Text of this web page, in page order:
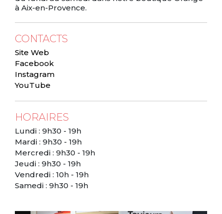
à Aix-en-Provence.
CONTACTS
Site Web
Facebook
Instagram
YouTube
HORAIRES
Lundi : 9h30 - 19h
Mardi : 9h30 - 19h
Mercredi : 9h30 - 19h
Jeudi : 9h30 - 19h
Vendredi : 10h - 19h
Samedi : 9h30 - 19h